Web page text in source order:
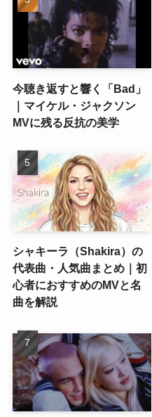
今聴き返すと響く「Bad」
｜マイケル・ジャクソン
MVに残る反抗の美学
シャキーラ（Shakira）の
代表曲・人気曲まとめ｜初
心者におすすめのMVと名
曲を解説